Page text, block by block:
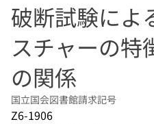
破断試験によ
スチャーの特
の関係
国立国会図書館請求記号
Z6-1906